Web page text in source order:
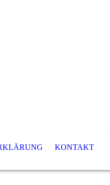
KONTAKT